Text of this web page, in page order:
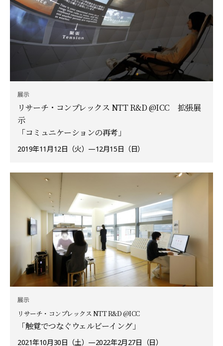
展示
リサーチ・コンプレックス NTT R&D @ICC 拡張展
示
「コミュニケーションの再考」
2019年11月12日（火）—12月15日（日）
展示
リサーチ・コンプレックス NTT R&D @ICC
「触覚でつなぐウェルビーイング」
2021年10月30日（土）—2022年2月27日（日）